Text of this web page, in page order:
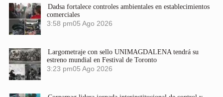
Dadsa fortalece controles ambientales en establecimientos
comerciales
3:58 pm05 Ago 2026
Largometraje con sello UNIMAGDALENA tendrá su
estreno mundial en Festival de Toronto
3:23 pm05 Ago 2026